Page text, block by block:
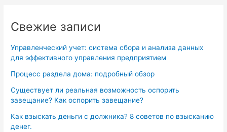
Свежие записи
Управленческий учет: система сбора и анализа данных
для эффективного управления предприятием
Процесс раздела дома: подробный обзор
Существует ли реальная возможность оспорить
завещание? Как оспорить завещание?
Как взыскать деньги с должника? 8 советов по взысканию
денег.